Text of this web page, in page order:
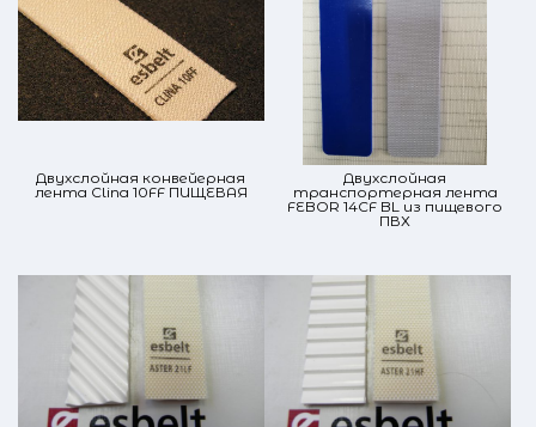
Двухслойная конвейерная
лента Clina 10FF ПИЩЕВАЯ
Двухслойная
транспортерная лента
FEBOR 14CF BL из пищевого
ПВХ